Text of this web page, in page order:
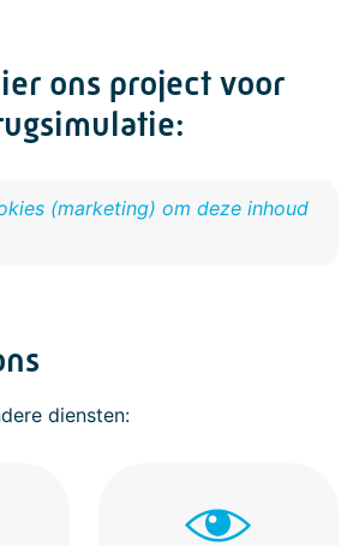
ons project voor
diensten: